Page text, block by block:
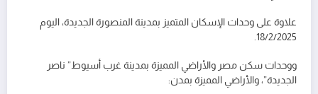
علاوة على وحدات الإسكان المتميز بمدينة المنصورة الجديدة، اليوم
18/2/2025.
ووحدات سكن مصر والأراضي المميزة بمدينة غرب أسيوط” ناصر
الجديدة”، والأراضي المميزة بمدن: